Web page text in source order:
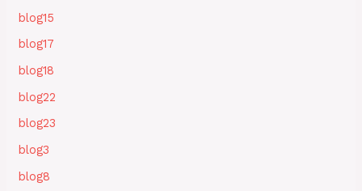
blog15
blog17
blog18
blog22
blog23
blog3
blog8